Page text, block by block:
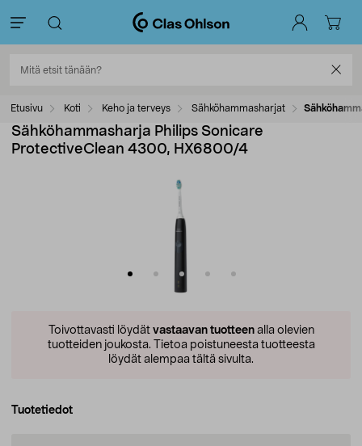
Etusivu Koti Keho ja terveys Sähköhammasharjat
Sähköhammasharja Philips Sonicare
ProtectiveClean 4300, HX6800/4
Toivottavasti löydät vastaavan tuotteenalla olevien
tuotteiden joukosta. Tietoa poistuneesta tuotteesta
löydät alempaa tältä sivulta.
Tuotetiedot